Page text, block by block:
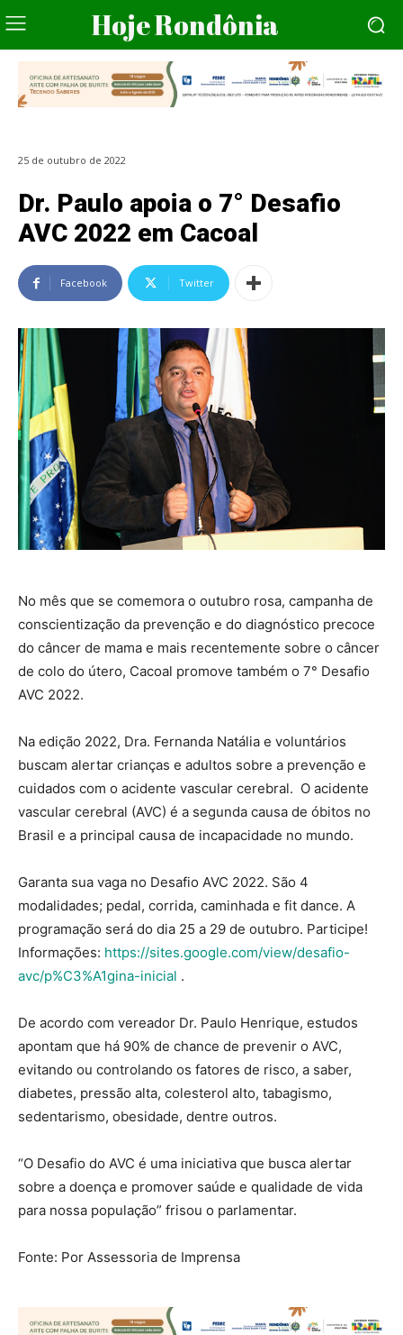
Hoje Rondônia
25 de outubro de 2022
Dr. Paulo apoia o 7° Desafio
AVC 2022 em Cacoal
Facebook Twitter
No mês que se comemora o outubro rosa, campanha de
conscientização da prevenção e do diagnóstico precoce
do câncer de mama e mais recentemente sobre o câncer
de colo do útero, Cacoal promove também o 7° Desafio
AVC 2022.
Na edição 2022, Dra. Fernanda Natália e voluntários
buscam alertar crianças e adultos sobre a prevenção e
cuidados com o acidente vascular cerebral. O acidente
vascular cerebral (AVC) é a segunda causa de óbitos no
Brasil e a principal causa de incapacidade no mundo.
Garanta sua vaga no Desafio AVC 2022. São 4
modalidades; pedal, corrida, caminhada e fit dance. A
programação será do dia 25 a 29 de outubro. Participe!
Informações: https://sites.google.com/view/desafio-
avc/p%C3%A1gina-inicial .
De acordo com vereador Dr. Paulo Henrique, estudos
apontam que há 90% de chance de prevenir o AVC,
evitando ou controlando os fatores de risco, a saber,
diabetes, pressão alta, colesterol alto, tabagismo,
sedentarismo, obesidade, dentre outros.
“O Desafio do AVC é uma iniciativa que busca alertar
sobre a doença e promover saúde e qualidade de vida
para nossa população” frisou o parlamentar.
Fonte: Por Assessoria de Imprensa